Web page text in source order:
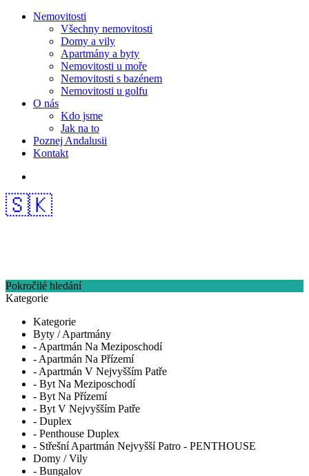
Nemovitosti
Všechny nemovitosti
Domy a vily
Apartmány a byty
Nemovitosti u moře
Nemovitosti s bazénem
Nemovitosti u golfu
O nás
Kdo jsme
Jak na to
Poznej Andalusii
Kontakt
🇸🇰
Pokročilé hledání
Kategorie
Kategorie
Byty / Apartmány
- Apartmán Na Meziposchodí
- Apartmán Na Přízemí
- Apartmán V Nejvyšším Patře
- Byt Na Meziposchodí
- Byt Na Přízemí
- Byt V Nejvyšším Patře
- Duplex
- Penthouse Duplex
- Střešní Apartmán Nejvyšší Patro - PENTHOUSE
Domy / Vily
- Bungalov